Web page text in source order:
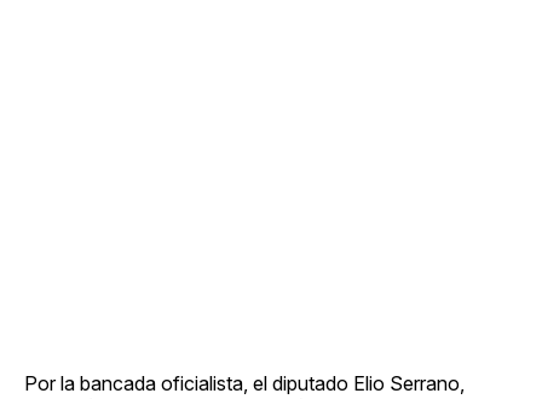
Por la bancada oficialista, el diputado Elio Serrano,